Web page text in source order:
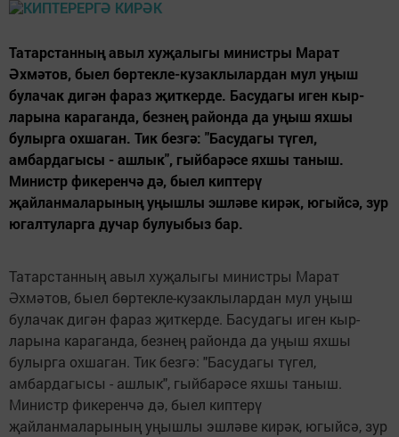
Татарстанның авыл хуҗалыгы министры Марат
Әхмәтов, быел бөртекле-кузаклылардан мул уңыш
булачак дигән фараз җиткерде. Басудагы иген кыр­
ларына караганда, безнең районда да уңыш яхшы
булырга охшаган. Тик безгә: "Басудагы түгел,
амбардагысы - ашлык", гыйбарәсе яхшы таныш.
Министр фикеренчә дә, быел киптерү
җайланмаларының уңышлы эшләве кирәк, югыйсә, зур
югалтуларга дучар булуыбыз бар.
Татарстанның авыл хуҗалыгы министры Марат
Әхмәтов, быел бөртекле-кузаклылардан мул уңыш
булачак дигән фараз җиткерде. Басудагы иген кыр­
ларына караганда, безнең районда да уңыш яхшы
булырга охшаган. Тик безгә: "Басудагы түгел,
амбардагысы - ашлык", гыйбарәсе яхшы таныш.
Министр фикеренчә дә, быел киптерү
җайланмаларының уңышлы эшләве кирәк, югыйсә, зур